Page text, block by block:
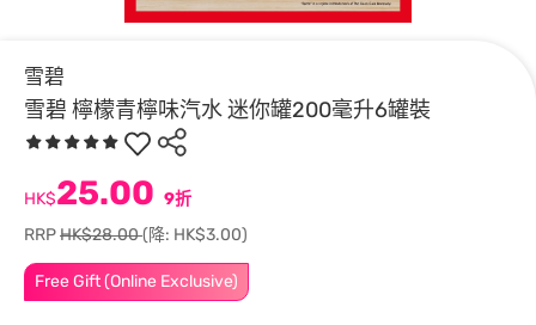
雪碧
雪碧 檸檬青檸味汽水 迷你罐200毫升6罐裝
Free Gift (Online Exclusive)
HK$25.00 9折
RRPHK$28.00(降: HK$3.00)